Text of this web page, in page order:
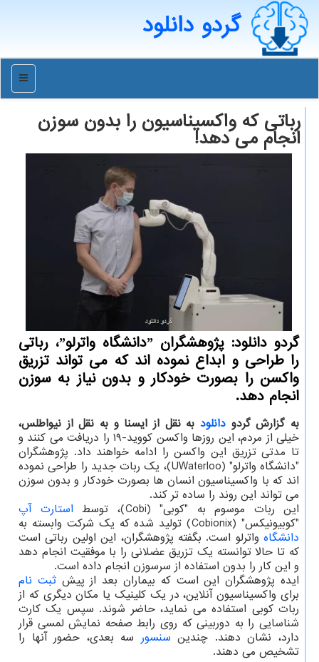
گردو دانلود
منو
رباتی که واکسیناسیون را بدون سوزن
انجام می دهد!
گردو دانلود: پژوهشگران ˮدانشگاه واترلوˮ، رباتی
را طراحی و ابداع نموده اند که می تواند تزریق
واکسن را بصورت خودکار و بدون نیاز به سوزن
انجام دهد.
به گزارش گردو دانلود به نقل از ایسنا و به نقل از نیواطلس،
خیلی از مردم، این روزها واکسن کووید-۱۹ را دریافت می کنند و
تا مدتی تزریق این واکسن را ادامه خواهند داد. پژوهشگران
"دانشگاه واترلو" (UWaterloo)، یک ربات جدید را طراحی نموده
اند که با واکسیناسیون انسان ها بصورت خودکار و بدون سوزن
می تواند این روند را ساده تر کند.
این ربات موسوم به "کوبی" (Cobi)، توسط
استارت آپ
"کوبیونیکس" (Cobionix) تولید شده که یک شرکت وابسته به
دانشگاه واترلو است. بگفته پژوهشگران، این اولین رباتی است
که تا حالا توانسته یک تزریق عضلانی را با موفقیت انجام دهد
و این کار را بدون استفاده از سرسوزن انجام داده است.
ایده پژوهشگران این است که بیماران بعد از پیشثبت نام
برای واکسیناسیون آنلاین، در یک کلینیک یا مکان دیگری که از
ربات کوبی استفاده می نماید، حاضر شوند. سپس یک کارت
شناسایی را به دوربینی که روی رابط صفحه نمایش لمسی قرار
دارد، نشان دهند. چندین سنسور سه بعدی، حضور آنها را
تشخیص می دهند.